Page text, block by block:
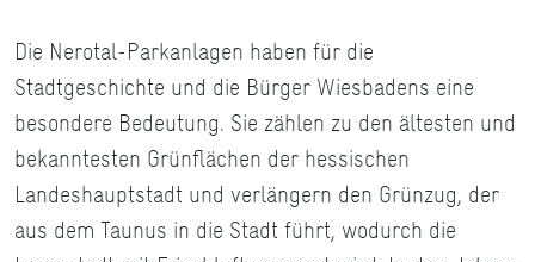
Die Nerotal-Parkanlagen haben für die
Stadtgeschichte und die Bürger Wiesbadens eine
besondere Bedeutung. Sie zählen zu den ältesten und
bekanntesten Grünflächen der hessischen
Landeshauptstadt und verlängern den Grünzug, der
aus dem Taunus in die Stadt führt, wodurch die